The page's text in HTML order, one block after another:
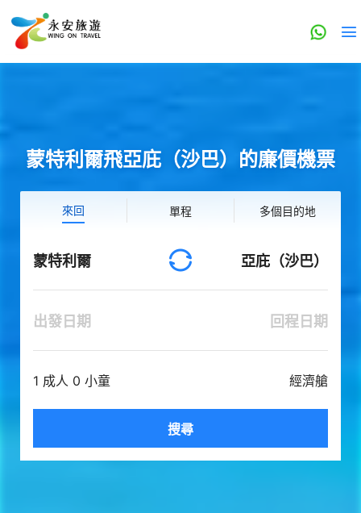
蒙特利爾飛亞庇（沙巴）的廉價機票
來回 單程 多個目的地
蒙特利爾 亞庇（沙巴）
出發日期 回程日期
1 成人 0 小童 經濟艙
搜尋